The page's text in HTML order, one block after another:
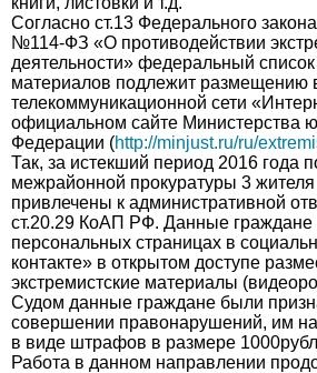
Согласно ст.13 Федерального
№114-ФЗ «О противодействии
деятельности» федеральный список
материалов подлежит размещению
телекоммуникационной сети
официальном сайте Министерства
Федерации (http://minjust.ru/ru/
Так, за истекший период 2016 года
межрайонной прокуратуры 3 жителя
привлечены к административной
ст.20.29 КоАП РФ. Данные граждане
персональных страницах в
контакте» в открытом доступе
экстремистские материалы
Судом данные граждане были
совершении правонарушений, им
в виде штрафов в размере
Работа в данном направлении